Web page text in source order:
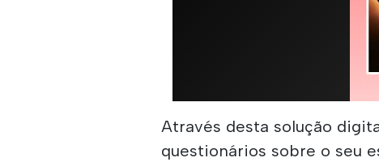
Através desta solução
questionários sobre o seu